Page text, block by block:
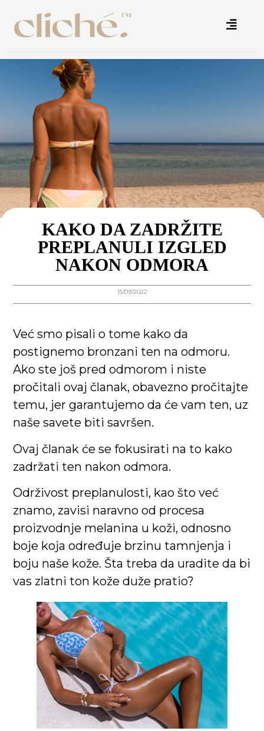
KAKO DA ZADRŽITE
PREPLANULI IZGLED
NAKON ODMORA
15/09/2022
Već smo pisali o tome kako da
postignemo bronzani ten na odmoru.
Ako ste još pred odmorom i niste
pročitali ovaj članak, obavezno pročitajte
temu, jer garantujemo da će vam ten, uz
naše savete biti savršen.
Ovaj članak će se fokusirati na to kako
zadržati ten nakon odmora.
Održivost preplanulosti, kao što već
znamo, zavisi naravno od procesa
proizvodnje melanina u koži, odnosno
boje koja određuje brzinu tamnjenja i
boju naše kože. Šta treba da uradite da bi
vas zlatni ton kože duže pratio?